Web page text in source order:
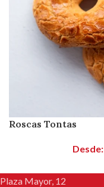
Roscas Tontas
Desde:
Plaza Mayor, 12